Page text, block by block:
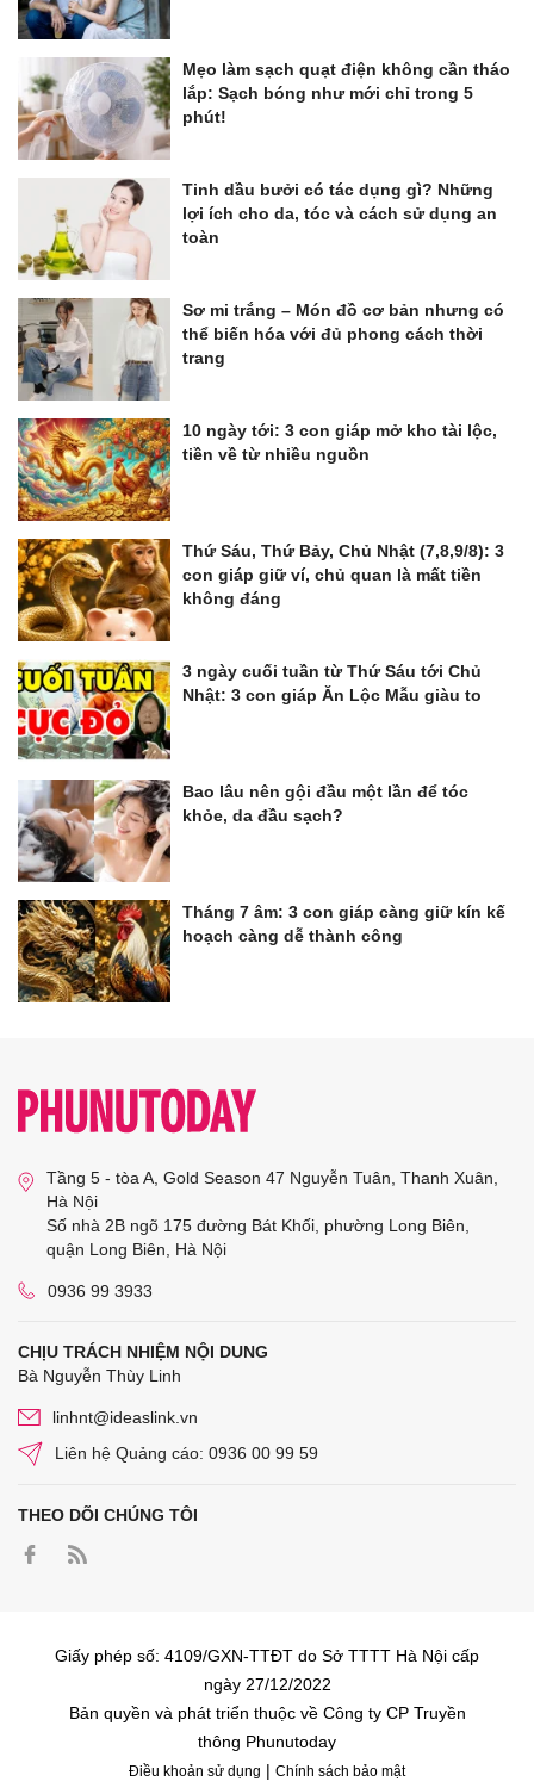
Mẹo làm sạch quạt điện không cần tháo
lắp: Sạch bóng như mới chỉ trong 5
phút!
Tinh dầu bưởi có tác dụng gì? Những
lợi ích cho da, tóc và cách sử dụng an
toàn
Sơ mi trắng – Món đồ cơ bản nhưng có
thể biến hóa với đủ phong cách thời
trang
10 ngày tới: 3 con giáp mở kho tài lộc,
tiền về từ nhiều nguồn
Thứ Sáu, Thứ Bảy, Chủ Nhật (7,8,9/8): 3
con giáp giữ ví, chủ quan là mất tiền
không đáng
3 ngày cuối tuần từ Thứ Sáu tới Chủ
Nhật: 3 con giáp Ăn Lộc Mẫu giàu to
Bao lâu nên gội đầu một lần để tóc
khỏe, da đầu sạch?
Tháng 7 âm: 3 con giáp càng giữ kín kế
hoạch càng dễ thành công
Tầng 5 - tòa A, Gold Season 47 Nguyễn Tuân, Thanh Xuân,
Hà Nội
Số nhà 2B ngõ 175 đường Bát Khối, phường Long Biên,
quận Long Biên, Hà Nội
0936 99 3933
CHỊU TRÁCH NHIỆM NỘI DUNG
Bà Nguyễn Thùy Linh
linhnt@ideaslink.vn
Liên hệ Quảng cáo: 0936 00 99 59
THEO DÕI CHÚNG TÔI
Giấy phép số: 4109/GXN-TTĐT do Sở TTTT Hà Nội cấp
ngày 27/12/2022
Bản quyền và phát triển thuộc về Công ty CP Truyền
thông Phunutoday
Điều khoản sử dụng | Chính sách bảo mật